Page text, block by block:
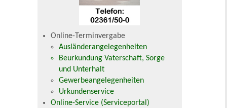
Online-Terminvergabe
Ausländerangelegenheiten
Beurkundung Vaterschaft, Sorge
und Unterhalt
Gewerbeangelegenheiten
Urkundenservice
Online-Service (Serviceportal)